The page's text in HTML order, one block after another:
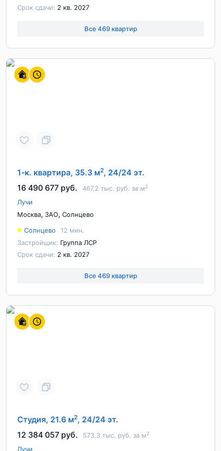
Срок сдачи: 2 кв. 2027
Все 469 квартир
1-к. квартира, 35.3 м2, 24/24 эт.
16 490 677 руб.
467.2 тыс. руб. за м2
Лучи
Москва, ЗАО, Солнцево
Солнцево
12 мин.
Застройщик: Группа ЛСР
Срок сдачи: 2 кв. 2027
Все 469 квартир
Студия, 21.6 м2, 24/24 эт.
12 384 057 руб.
573.3 тыс. руб. за м2
Лучи